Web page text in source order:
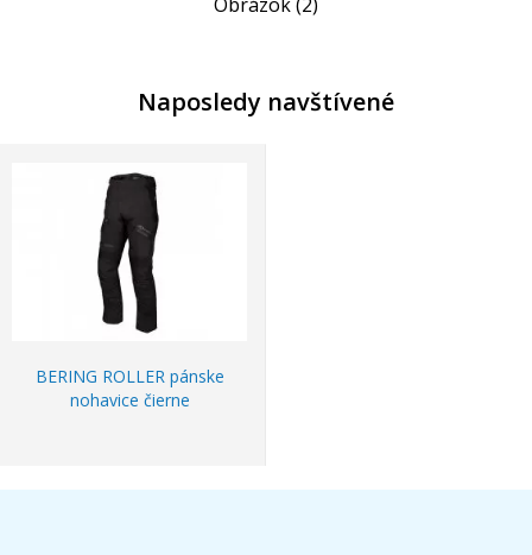
Naposledy navštívené
BERING ROLLER pánske
nohavice čierne